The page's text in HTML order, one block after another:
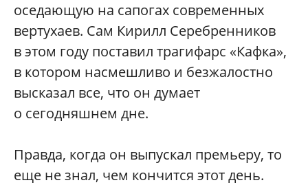
оседающую на сапогах современных
вертухаев. Сам Кирилл Серебренников
в этом году поставил трагифарс «Кафка»,
в котором насмешливо и безжалостно
высказал все, что он думает
о сегодняшнем дне.
Правда, когда он выпускал премьеру, то
еще не знал, чем кончится этот день.